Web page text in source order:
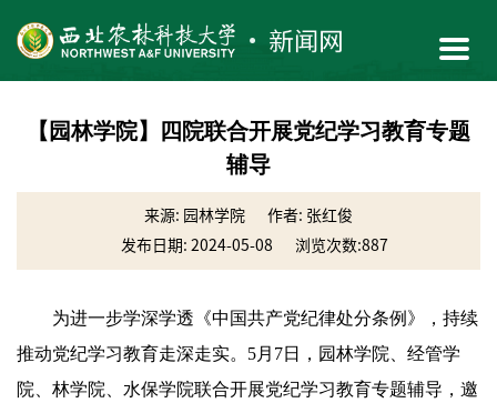
【园林学院】四院联合开展党纪学习教育专题
辅导
来源: 园林学院
作者: 张红俊
发布日期: 2024-05-08
浏览次数:887
为进一步学深学透《中国共产党纪律处分条例》，持续
推动党纪学习教育走深走实。5月7日，园林学院、经管学
院、林学院、水保学院联合开展党纪学习教育专题辅导，邀